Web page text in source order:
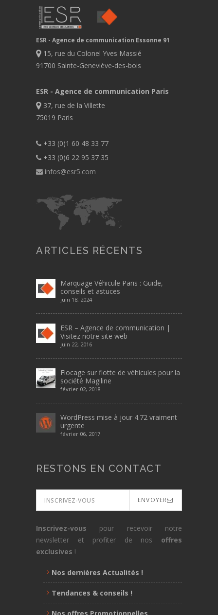
ESR - Agence de communication Essonne 91
15, rue du Colonel Yves Massié
91700 Sainte-Geneviève-des-bois
ESR - Agence de communication Paris
37, rue de la Villette
75019 Paris
+33 (0)1 60 48 33 77
+33 (0)6 22 95 37 35
infos@esr5.com
ARTICLES RÉCENTS
Marquage Véhicule Paris : Guide,
conseils et astuces
juin 18, 2024
ESR – Agence de communication |
Visitez notre site web
juin 22, 2016
Flocage sur flotte de véhicules pour la
société Magiline
février 02, 2018
WordPress mise à jour 4.72 vraiment
urgente
février 06, 2017
RESTONS EN CONTACT
ENVOYER
Inscrivez-vous pour recevoir notre
newsletter et profiter de nos offres
exclusives !
Nos dernières Actualités !
Tendances & conseils !